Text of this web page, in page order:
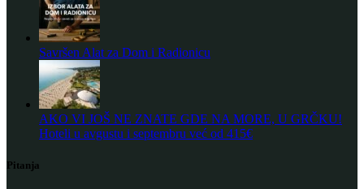
Savršen Alat za Dom i Radionicu
AKO VI JOŠ NE ZNATE GDE NA MORE, U GRČKU!
Hoteli u avgustu i septembru već od 415€
Pitanja